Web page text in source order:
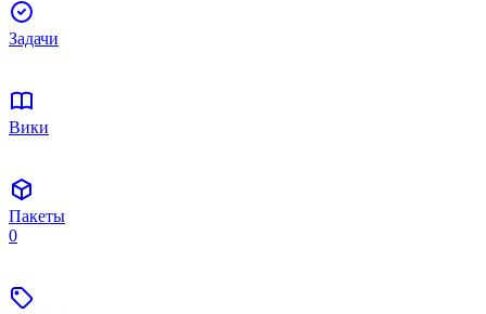
Задачи
Вики
Пакеты
0